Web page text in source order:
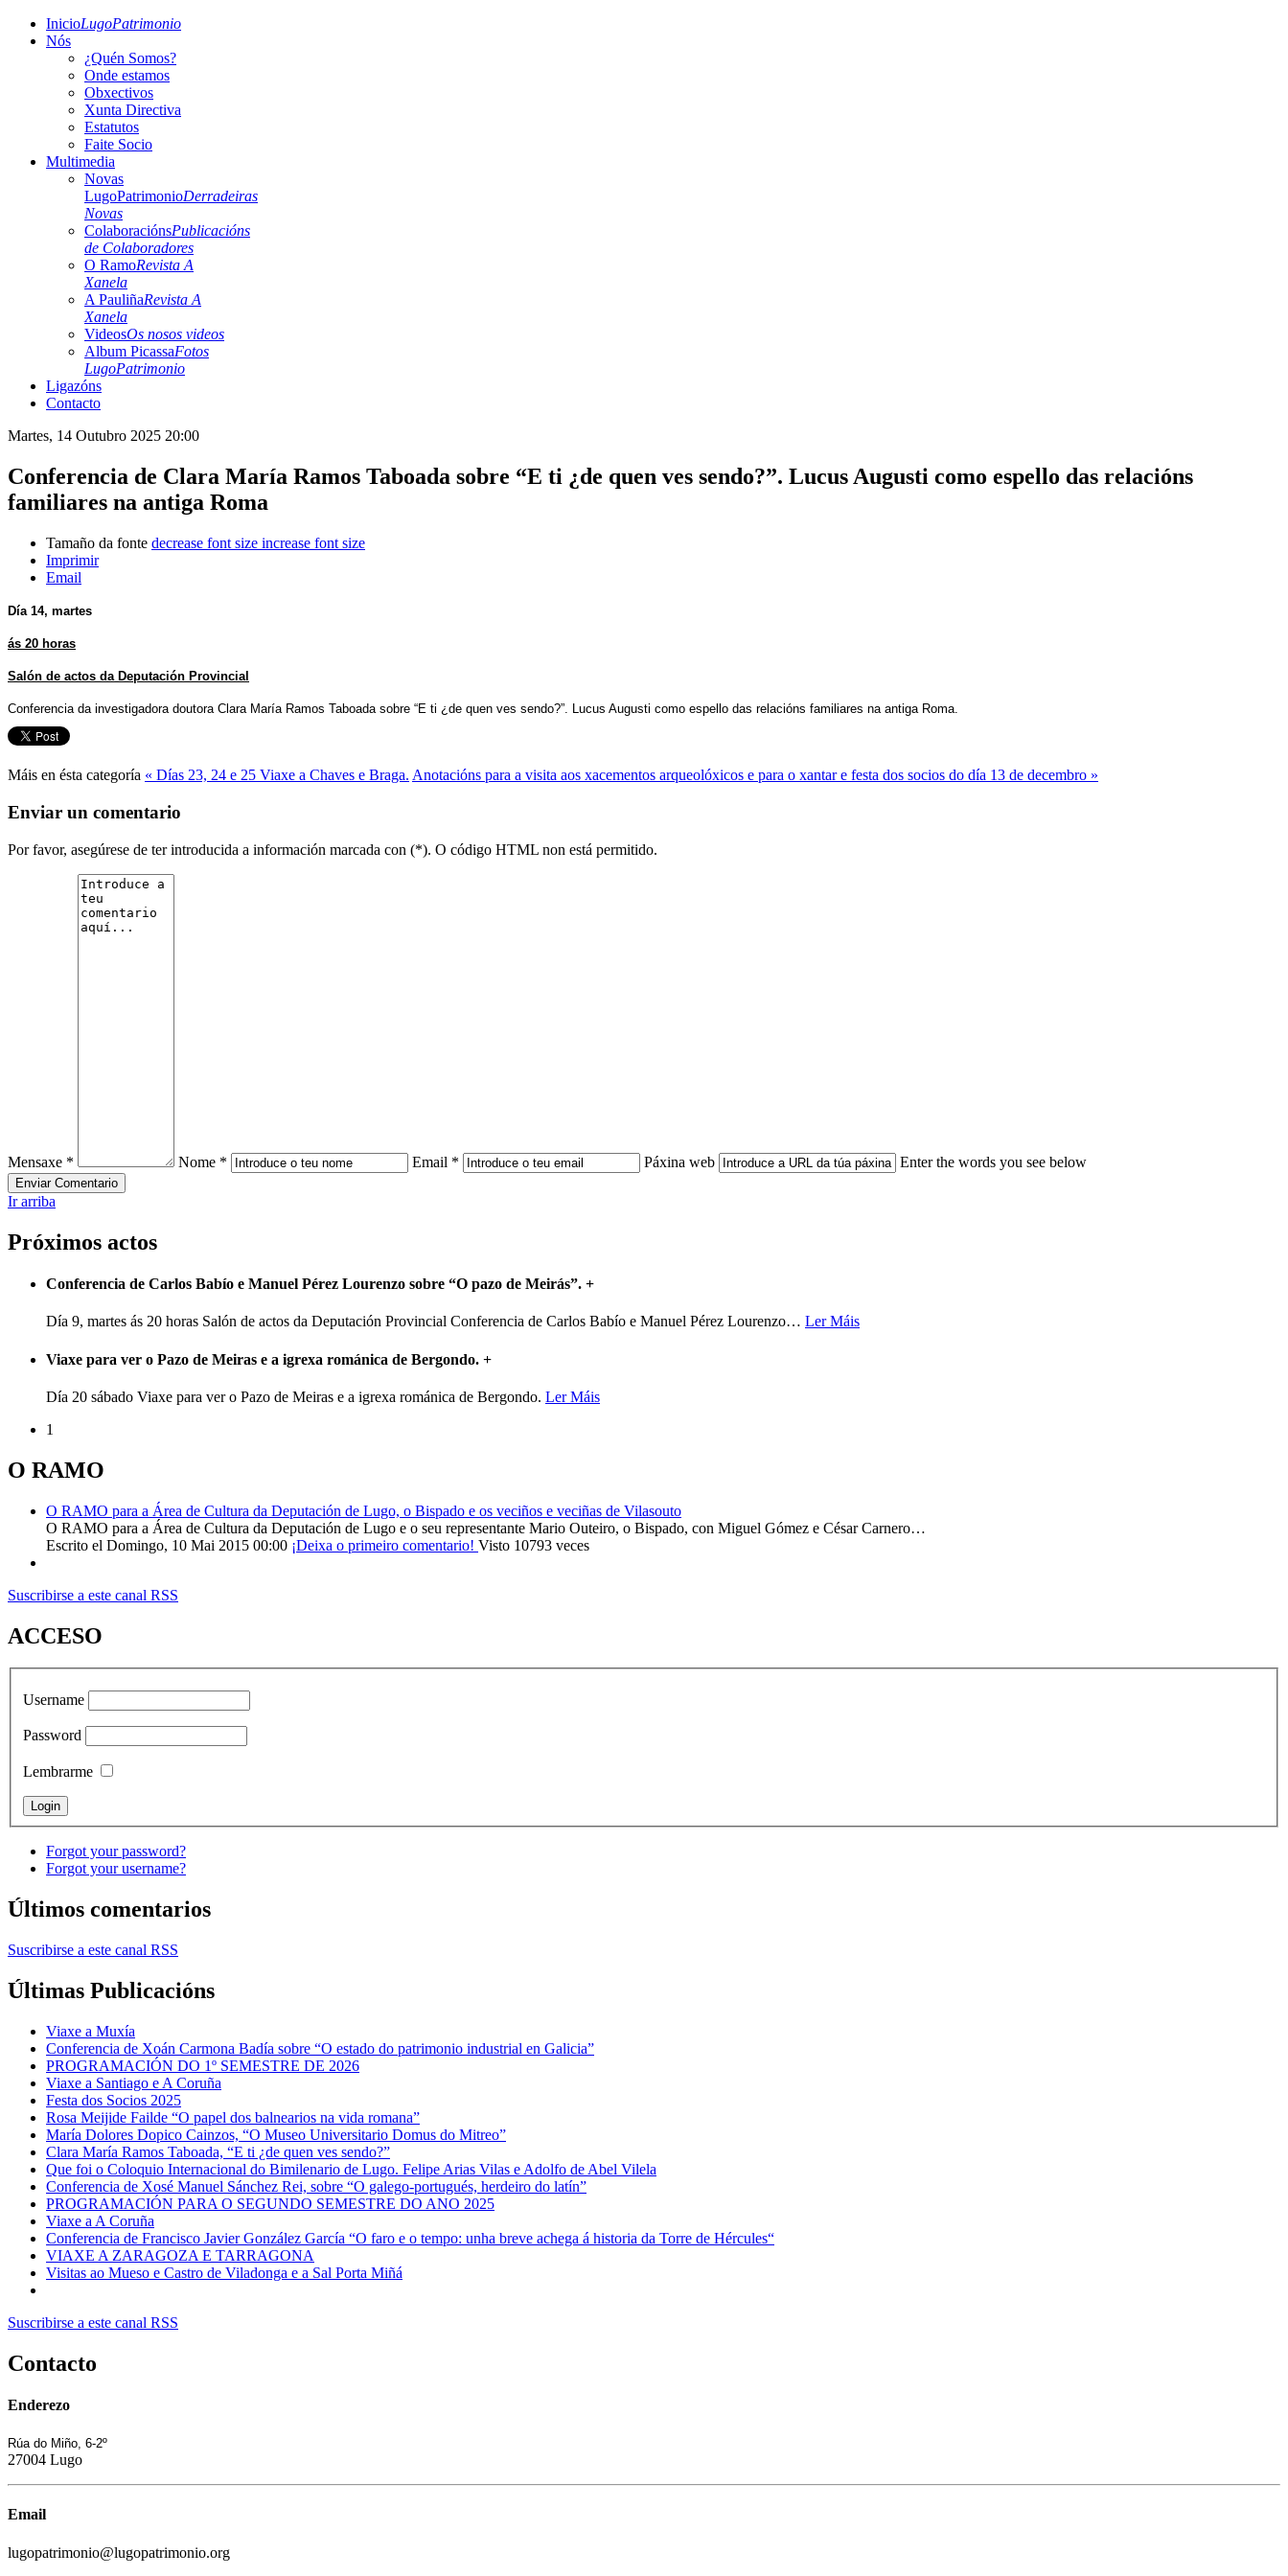
InicioLugoPatrimonio
Nós
¿Quén Somos?
Onde estamos
Obxectivos
Xunta Directiva
Estatutos
Faite Socio
Multimedia
Novas
LugoPatrimonioDerradeiras
Novas
ColaboraciónsPublicacións
de Colaboradores
O RamoRevista A
Xanela
A PauliñaRevista A
Xanela
VideosOs nosos videos
Album PicassaFotos
LugoPatrimonio
Ligazóns
Contacto
Martes, 14 Outubro 2025 20:00
Conferencia de Clara María Ramos Taboada sobre “E ti ¿de quen ves sendo?”. Lucus Augusti como espello das relacións
familiares na antiga Roma
Tamaño da fonte decrease font size increase font size
Imprimir
Email
Día 14, martes
ás 20 horas
Salón de actos da Deputación Provincial
Conferencia da investigadora doutora Clara María Ramos Taboada sobre “E ti ¿de quen ves sendo?”. Lucus Augusti como espello das relacións familiares na antiga Roma.
Máis en ésta categoría « Días 23, 24 e 25 Viaxe a Chaves e Braga. Anotacións para a visita aos xacementos arqueolóxicos e para o xantar e festa dos socios do día 13 de decembro »
Enviar un comentario
Por favor, asegúrese de ter introducida a información marcada con (*). O código HTML non está permitido.
Mensaxe * Nome * Email * Páxina web Enter the words you see below
Ir arriba
Próximos actos
Conferencia de Carlos Babío e Manuel Pérez Lourenzo sobre “O pazo de Meirás”. +
Día 9, martes ás 20 horas Salón de actos da Deputación Provincial Conferencia de Carlos Babío e Manuel Pérez Lourenzo… Ler Máis
Viaxe para ver o Pazo de Meiras e a igrexa románica de Bergondo. +
Día 20 sábado Viaxe para ver o Pazo de Meiras e a igrexa románica de Bergondo. Ler Máis
1
O RAMO
O RAMO para a Área de Cultura da Deputación de Lugo, o Bispado e os veciños e veciñas de Vilasouto
O RAMO para a Área de Cultura da Deputación de Lugo e o seu representante Mario Outeiro, o Bispado, con Miguel Gómez e César Carnero…
Escrito el Domingo, 10 Mai 2015 00:00 ¡Deixa o primeiro comentario! Visto 10793 veces
Suscribirse a este canal RSS
ACCESO
Username
Password
Lembrarme
Forgot your password?
Forgot your username?
Últimos comentarios
Suscribirse a este canal RSS
Últimas Publicacións
Viaxe a Muxía
Conferencia de Xoán Carmona Badía sobre “O estado do patrimonio industrial en Galicia”
PROGRAMACIÓN DO 1º SEMESTRE DE 2026
Viaxe a Santiago e A Coruña
Festa dos Socios 2025
Rosa Meijide Failde “O papel dos balnearios na vida romana”
María Dolores Dopico Cainzos, “O Museo Universitario Domus do Mitreo”
Clara María Ramos Taboada, “E ti ¿de quen ves sendo?”
Que foi o Coloquio Internacional do Bimilenario de Lugo. Felipe Arias Vilas e Adolfo de Abel Vilela
Conferencia de Xosé Manuel Sánchez Rei, sobre “O galego-portugués, herdeiro do latín”
PROGRAMACIÓN PARA O SEGUNDO SEMESTRE DO ANO 2025
Viaxe a A Coruña
Conferencia de Francisco Javier González García “O faro e o tempo: unha breve achega á historia da Torre de Hércules“
VIAXE A ZARAGOZA E TARRAGONA
Visitas ao Mueso e Castro de Viladonga e a Sal Porta Miñá
Suscribirse a este canal RSS
Contacto
Enderezo
Rúa do Miño, 6-2º
27004 Lugo
Email
lugopatrimonio@lugopatrimonio.org